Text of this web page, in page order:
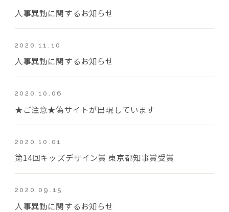
人事異動に関するお知らせ
2020.11.10
人事異動に関するお知らせ
2020.10.06
★ご注意★偽サイトが出現しています
2020.10.01
第14回キッズデザイン賞 東京都知事賞受賞
2020.09.15
人事異動に関するお知らせ